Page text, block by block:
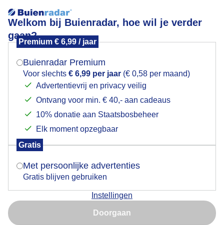
Welkom bij Buienradar, hoe wil je verder
gaan?
Premium € 6,99 / jaar
Buienradar Premium
Voor slechts € 6,99 per jaar (€ 0,58 per maand)
Advertentievrij en privacy veilig
Ontvang voor min. € 40,- aan cadeaus
10% donatie aan Staatsbosbeheer
Elk moment opzegbaar
Gratis
Met persoonlijke advertenties
Gratis blijven gebruiken
Instellingen
Doorgaan
Prima roeiweer
Door: ria brasser
Mogen we je locatie gebruiken voor het
Indien je hier nog geen akkoord op hebt gegeven,
verschijnt er zo een pop-up uit je browser waarin
Is goed, toon de popup
Nu niet, misschien later